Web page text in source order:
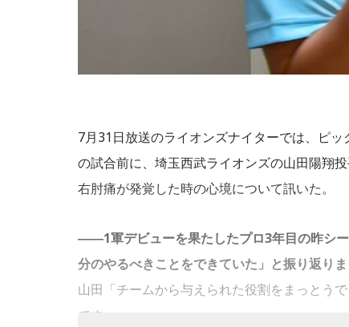
この
TOKYO FM『西内まりや「for
クリスマス生演奏企画！ 西内まりやさんがラ
この
7月31日放送のライオンズナイターでは、ピ
の試合前に、埼玉西武ライオンズの山田陽翔
右肘痛が発覚した時の心境について訊いた。
――1軍デビューを果たしたプロ3年目の昨シ
分のやるべきことをできていた」と振り返りま
山田「チームから与えられた役割をまっとう
です」